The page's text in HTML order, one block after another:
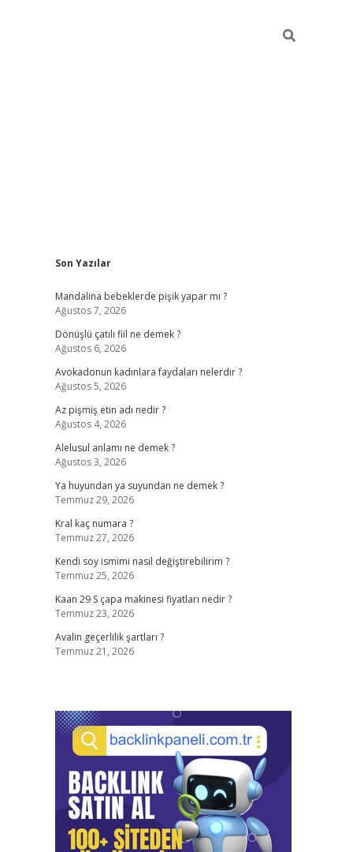
Sidebar
Son Yazılar
Mandalina bebeklerde pişik yapar mı ?
Ağustos 7, 2026
Dönüşlü çatılı fiil ne demek ?
Ağustos 6, 2026
Avokadonun kadınlara faydaları nelerdir ?
Ağustos 5, 2026
Az pişmiş etin adı nedir ?
Ağustos 4, 2026
Alelusul anlamı ne demek ?
Ağustos 3, 2026
Ya huyundan ya suyundan ne demek ?
Temmuz 29, 2026
Kral kaç numara ?
Temmuz 27, 2026
Kendi soy ismimi nasıl değiştirebilirim ?
Temmuz 25, 2026
Kaan 29 S çapa makinesi fiyatları nedir ?
Temmuz 23, 2026
Avalin geçerlilik şartları ?
Temmuz 21, 2026